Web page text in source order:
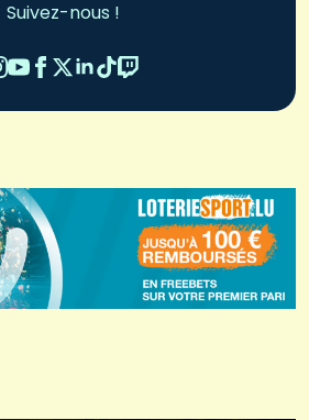
Suivez-nous !